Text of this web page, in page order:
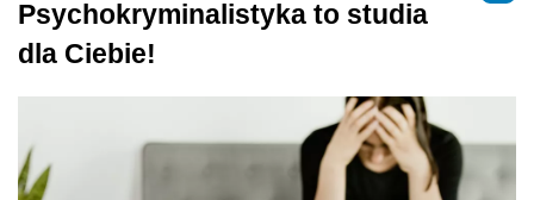
Psychokryminalistyka to studia
dla Ciebie!